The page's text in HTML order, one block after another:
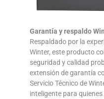
Garantía y respaldo
Respaldado por la
Winter, este producto
seguridad y calidad
extensión de garantía
Servicio Técnico de
inteligente para